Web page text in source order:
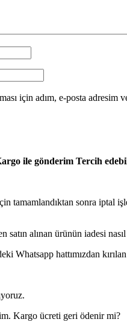
için adım, e-posta adresim
ile gönderim Tercih
tamamlandıktan sonra iptal
alınan ürünün iadesi nasıl
Whatsapp hattımızdan
Kargo ücreti geri ödenir mi?